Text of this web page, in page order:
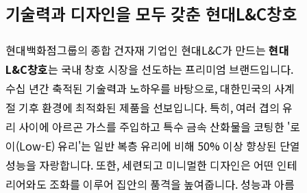
기술력과 디자인을 모두 갖춘 현대L&C창호
현대백화점그룹의 종합 건자재 기업인 현대L&C가 만드는 현대
L&C창호는 국내 창호 시장을 선도하는 프리미엄 브랜드입니다.
수십 년간 축적된 기술력과 노하우를 바탕으로, 대한민국의 사계
절 기후 환경에 최적화된 제품을 선보입니다. 특히, 여러 겹의 유
리 사이에 아르곤 가스를 주입하고 특수 금속 산화물을 코팅한 '로
이(Low-E) 유리'는 일반 복층 유리에 비해 50% 이상 향상된 단열
성능을 자랑합니다. 또한, 세련되고 미니멀한 디자인은 어떤 인테
리어와도 조화를 이루어 집안의 품격을 높여줍니다. 성능과 아름